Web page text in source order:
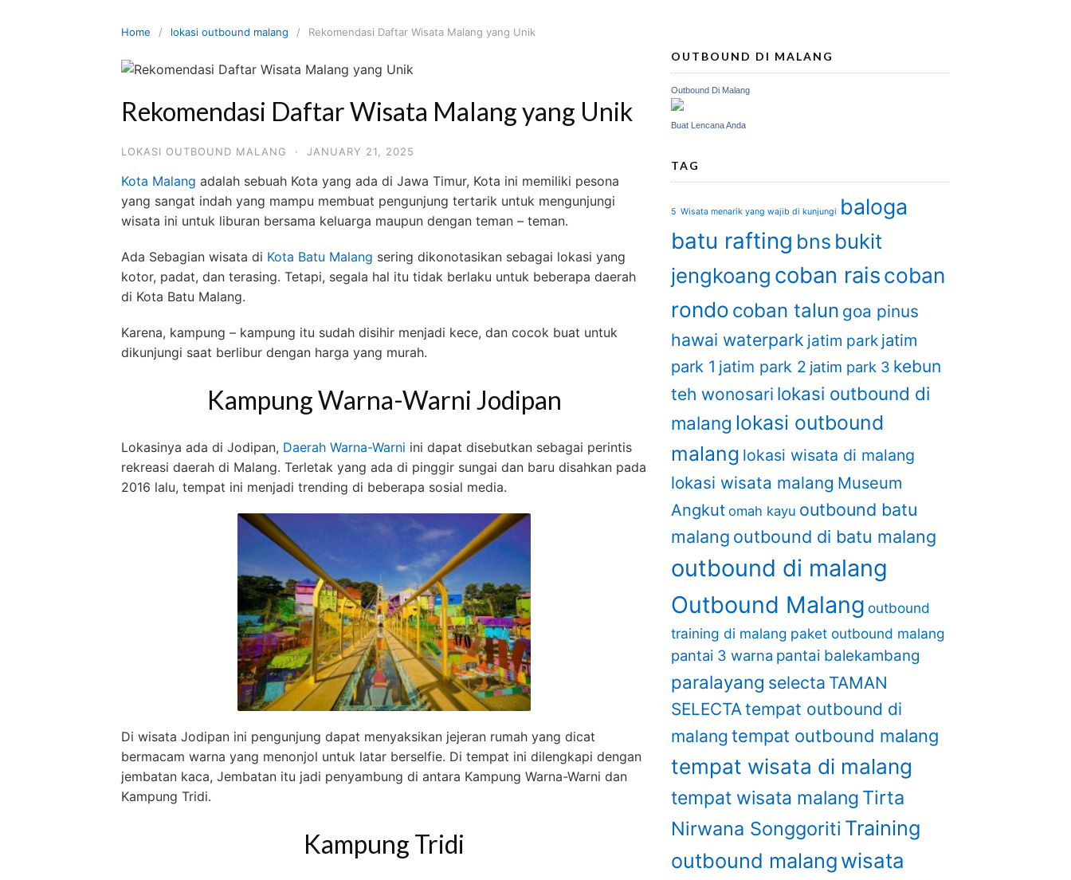
Home lokasi outbound malang Rekomendasi Daftar Wisata Malang yang Unik
Rekomendasi Daftar Wisata Malang yang Unik
LOKASI OUTBOUND MALANG · JANUARY 21, 2025
Kota Malang adalah sebuah Kota yang ada di Jawa Timur, Kota ini memiliki pesona
yang sangat indah yang mampu membuat pengunjung tertarik untuk mengunjungi
wisata ini untuk liburan bersama keluarga maupun dengan teman – teman.
Ada Sebagian wisata di Kota Batu Malang sering dikonotasikan sebagai lokasi yang
kotor, padat, dan terasing. Tetapi, segala hal itu tidak berlaku untuk beberapa daerah
di Kota Batu Malang.
Karena, kampung – kampung itu sudah disihir menjadi kece, dan cocok buat untuk
dikunjungi saat berlibur dengan harga yang murah.
Kampung Warna-Warni Jodipan
Lokasinya ada di Jodipan, Daerah Warna-Warni ini dapat disebutkan sebagai perintis
rekreasi daerah di Malang. Terletak yang ada di pinggir sungai dan baru disahkan pada
2016 lalu, tempat ini menjadi trending di beberapa sosial media.
Di wisata Jodipan ini pengunjung dapat menyaksikan jejeran rumah yang dicat
bermacam warna yang menonjol untuk latar berselfie. Di tempat ini dilengkapi dengan
jembatan kaca, Jembatan itu jadi penyambung di antara Kampung Warna-Warni dan
Kampung Tridi.
Kampung Tridi
OUTBOUND DI MALANG
Outbound Di Malang
Buat Lencana Anda
TAG
5 Wisata menarik yang wajib di kunjungi baloga
batu rafting bns bukit
jengkoang coban raiscoban
rondo coban talun goa pinus
hawai waterpark jatim park jatim
park 1 jatim park 2 jatim park 3 kebun
teh wonosari lokasi outbound di
malang lokasi outbound
malang lokasi wisata di malang
lokasi wisata malang Museum
Angkut omah kayu outbound batu
malang outbound di batu malang
outbound di malang
Outbound Malang outbound
training di malang paket outbound malang
pantai 3 warna pantai balekambang
paralayang selecta TAMAN
SELECTAtempat outbound di
malang tempat outbound malang
tempat wisata di malang
tempat wisata malang Tirta
Nirwana Songgoriti Training
outbound malangwisata